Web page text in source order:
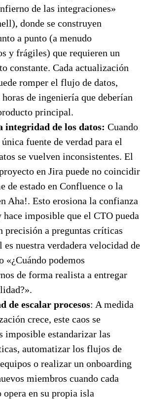
de las integraciones»
donde se construyen
a punto (a menudo
y frágiles) que requieren un
constante. Cada actualización
romper el flujo de datos,
de ingeniería que deberían
principal.
integridad de los datos: Cuando
fuente de verdad para el
se vuelven inconsistentes. El
en Jira puede no coincidir
de estado en Confluence o la
Aha!. Esto erosiona la confianza
hace imposible que el CTO pueda
precisión a preguntas críticas
es nuestra verdadera velocidad de
«¿Cuándo podemos
de forma realista a entregar
de escalar procesos: A medida
crece, este caos se
imposible estandarizar las
automatizar los flujos de
o realizar un onboarding
miembros cuando cada
opera en su propia isla